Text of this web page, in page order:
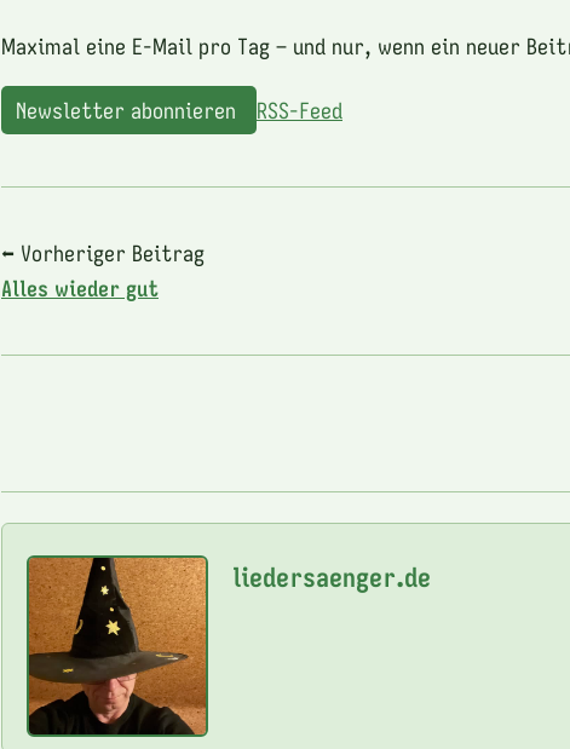
Maximal eine E-Mail pro Tag – und nur, wenn ein neuer
Newsletter abonnieren RSS-Feed
⬅ Vorheriger Beitrag
Alles wieder gut
liedersaenger.de